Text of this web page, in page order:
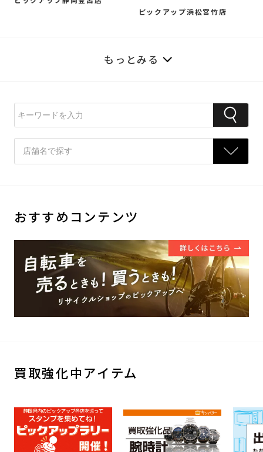
ピックアップ浜松宮竹店
もっとみる
おすすめコンテンツ
買取強化中アイテム